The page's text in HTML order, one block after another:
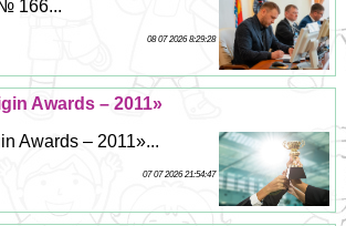
166...
08 07 2026 8:29:28
Awards – 2011»
Awards – 2011»...
07 07 2026 21:54:47